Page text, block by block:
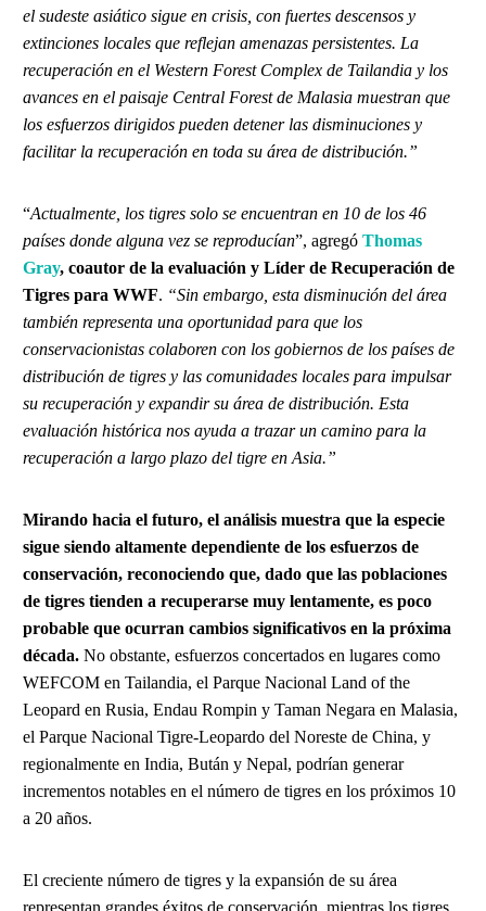
el sudeste asiático sigue en crisis, con fuertes descensos y
extinciones locales que reflejan amenazas persistentes. La
recuperación en el Western Forest Complex de Tailandia y los
avances en el paisaje Central Forest de Malasia muestran que
los esfuerzos dirigidos pueden detener las disminuciones y
facilitar la recuperación en toda su área de distribución.”
“Actualmente, los tigres solo se encuentran en 10 de los 46
países donde alguna vez se reproducían”, agregó Thomas
Gray, coautor de la evaluación y Líder de Recuperación de
Tigres para WWF. “Sin embargo, esta disminución del área
también representa una oportunidad para que los
conservacionistas colaboren con los gobiernos de los países de
distribución de tigres y las comunidades locales para impulsar
su recuperación y expandir su área de distribución. Esta
evaluación histórica nos ayuda a trazar un camino para la
recuperación a largo plazo del tigre en Asia.”
Mirando hacia el futuro, el análisis muestra que la especie
sigue siendo altamente dependiente de los esfuerzos de
conservación, reconociendo que, dado que las poblaciones
de tigres tienden a recuperarse muy lentamente, es poco
probable que ocurran cambios significativos en la próxima
década. No obstante, esfuerzos concertados en lugares como
WEFCOM en Tailandia, el Parque Nacional Land of the
Leopard en Rusia, Endau Rompin y Taman Negara en Malasia,
el Parque Nacional Tigre-Leopardo del Noreste de China, y
regionalmente en India, Bután y Nepal, podrían generar
incrementos notables en el número de tigres en los próximos 10
a 20 años.
El creciente número de tigres y la expansión de su área